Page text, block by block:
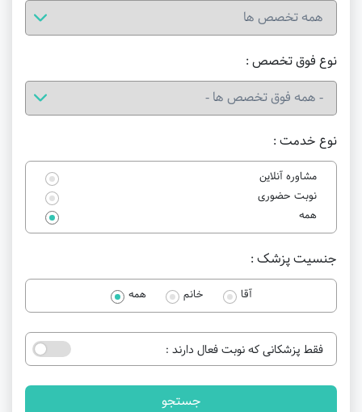
نوع خدمت :
مشاوره آنلاین
نوبت حضوری
همه
نوع فوق تخصص :
جنسیت پزشک :
آقا خانم همه
فقط پزشکانی که نوبت فعال دارند :
جستجو